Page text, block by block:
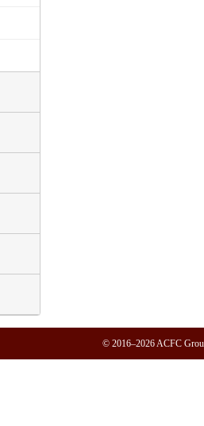
© 2016–2026 ACFC